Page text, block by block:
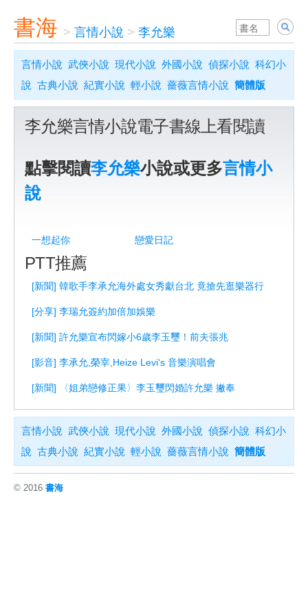
書海 > 言情小說 > 李允樂
言情小說 武俠小說 現代小說 外國小說 偵探小說 科幻小
說 古典小說 紀實小說 輕小說 薔薇言情小說 簡體版
李允樂言情小說電子書線上看閱讀
點擊閱讀李允樂小說或更多言情小
說
一想起你 戀愛日記
PTT推薦
[新聞] 韓歌手李承允海外處女秀獻台北 竟搶先逛樂器行
[分享] 李瑞允簽約加倍加娛樂
[新聞] 許允樂宣布閃嫁小6歲李玉璽！前夫張兆
[影音] 李承允,榮宰,Heize Levi‘s 音樂演唱會
[新聞] 〈姐弟戀修正果〉李玉璽閃婚許允樂 撇奉
言情小說 武俠小說 現代小說 外國小說 偵探小說 科幻小
說 古典小說 紀實小說 輕小說 薔薇言情小說 簡體版
© 2016 書海